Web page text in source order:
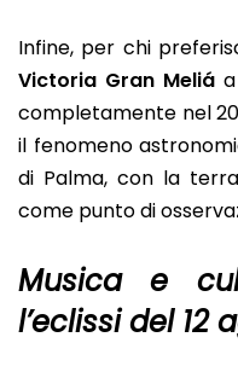
Infine, per chi
Victoria Gran Meliáa
completamente nel
il fenomeno
di Palma, con la
come punto di
Musica e
l’eclissi del 12